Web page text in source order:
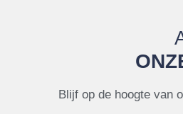
Blijf op de hoogte van